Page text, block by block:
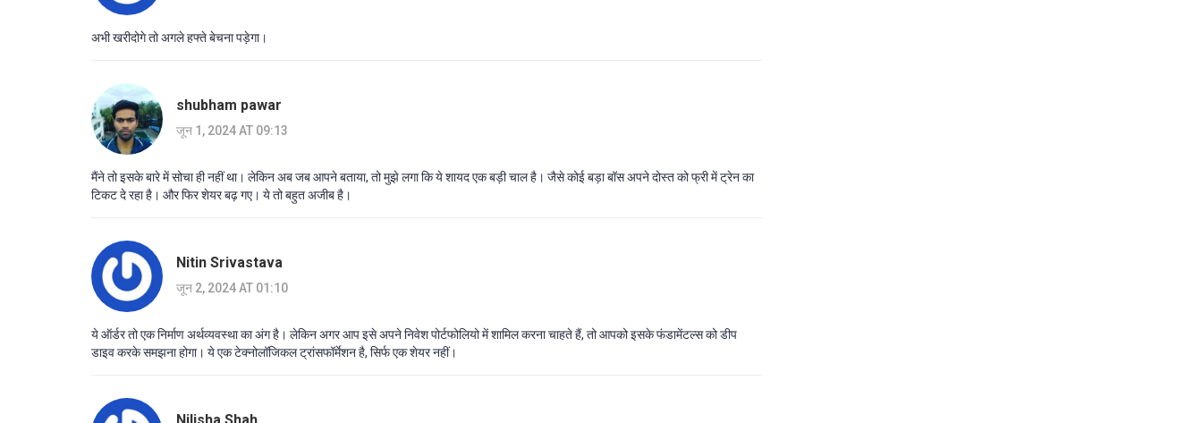
अभी खरीदोगे तो अगले हफ्ते बेचना पड़ेगा।
shubham pawar
जून 1, 2024 AT 09:13
मैंने तो इसके बारे में सोचा ही नहीं था। लेकिन अब जब आपने बताया, तो मुझे लगा कि ये शायद एक बड़ी चाल है। जैसे कोई बड़ा बॉस अपने दोस्त को फ्री में ट्रेन का
टिकट दे रहा है। और फिर शेयर बढ़ गए। ये तो बहुत अजीब है।
Nitin Srivastava
जून 2, 2024 AT 01:10
ये ऑर्डर तो एक निर्माण अर्थव्यवस्था का अंग है। लेकिन अगर आप इसे अपने निवेश पोर्टफोलियो में शामिल करना चाहते हैं, तो आपको इसके फंडामेंटल्स को डीप
डाइव करके समझना होगा। ये एक टेक्नोलॉजिकल ट्रांसफॉर्मेशन है, सिर्फ एक शेयर नहीं।